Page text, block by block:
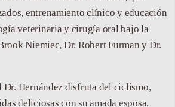
entrenamiento clínico y educación
veterinaria y cirugía oral bajo la
Niemiec, Dr. Robert Furman y Dr.
Dr. Hernández disfruta del ciclismo,
deliciosas con su amada esposa,